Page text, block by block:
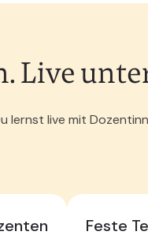
Live
lernst live mit
Feste